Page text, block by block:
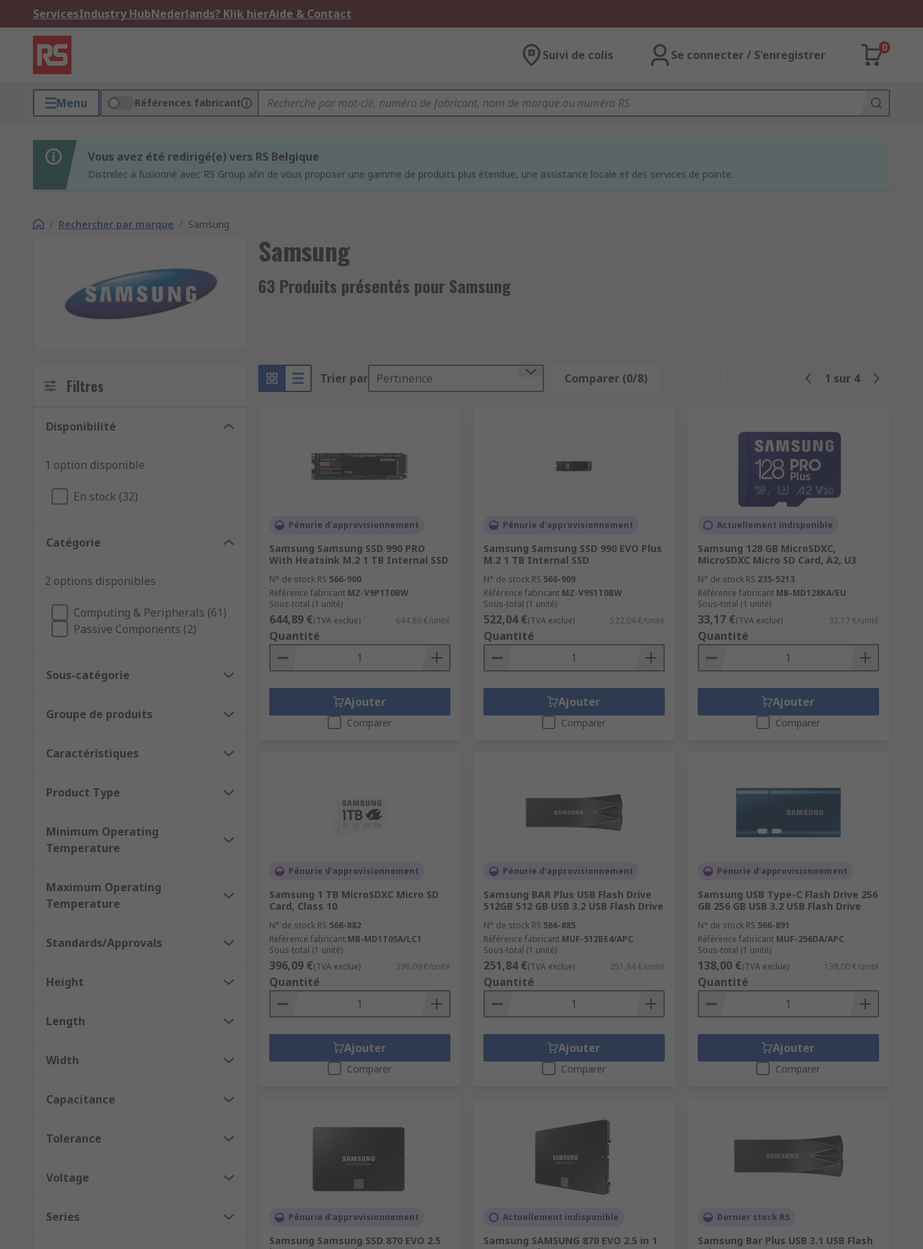
ServicesIndustry HubNederlands? Klik hierAide & Contact
Suivi de colis Se connecter / S'enregistrer
0
Menu Références fabricant
Vous avez été redirigé(e) vers RS Belgique
Distrelec a fusionné avec RS Group afin de vous proposer une gamme de produits plus étendue, une assistance locale et des services de pointe.
/ Rechercher par marque / Samsung
Samsung
63 Produits présentés pour Samsung
Filtres
Disponibilité
1 option disponible
En stock (32)
Catégorie
2 options disponibles
Computing & Peripherals (61)
Passive Components (2)
Sous-catégorie
Groupe de produits
Caractéristiques
Product Type
Minimum Operating
Temperature
Maximum Operating
Temperature
Standards/Approvals
Height
Length
Width
Capacitance
Tolerance
Voltage
Series
Trier par Pertinence Comparer (0/8) 1 sur 4
Pénurie d'approvisionnement
Samsung Samsung SSD 990 PRO
With Heatsink M.2 1 TB Internal SSD
N° de stock RS 566-900
Référence fabricant MZ-V9P1T0BW
Sous-total (1 unité)
644,89 €(TVA exclue) 644,89 €/unité
Quantité
Ajouter
Comparer
Pénurie d'approvisionnement
Samsung Samsung SSD 990 EVO Plus
M.2 1 TB Internal SSD
N° de stock RS 566-909
Référence fabricant MZ-V9S1T0BW
Sous-total (1 unité)
522,04 €(TVA exclue) 522,04 €/unité
Quantité
Ajouter
Comparer
Actuellement indisponible
Samsung 128 GB MicroSDXC,
MicroSDXC Micro SD Card, A2, U3
N° de stock RS 235-5213
Référence fabricant MB-MD128KA/EU
Sous-total (1 unité)
33,17 €(TVA exclue) 33,17 €/unité
Quantité
Ajouter
Comparer
Pénurie d'approvisionnement
Samsung 1 TB MicroSDXC Micro SD
Card, Class 10
N° de stock RS 566-882
Référence fabricant MB-MD1T0SA/LC1
Sous-total (1 unité)
396,09 €(TVA exclue) 396,09 €/unité
Quantité
Ajouter
Comparer
Pénurie d'approvisionnement
Samsung BAR Plus USB Flash Drive
512GB 512 GB USB 3.2 USB Flash Drive
N° de stock RS 566-885
Référence fabricant MUF-512BE4/APC
Sous-total (1 unité)
251,84 €(TVA exclue) 251,84 €/unité
Quantité
Ajouter
Comparer
Pénurie d'approvisionnement
Samsung USB Type-C Flash Drive 256
GB 256 GB USB 3.2 USB Flash Drive
N° de stock RS 566-891
Référence fabricant MUF-256DA/APC
Sous-total (1 unité)
138,00 €(TVA exclue) 138,00 €/unité
Quantité
Ajouter
Comparer
Pénurie d'approvisionnement
Samsung Samsung SSD 870 EVO 2.5
Actuellement indisponible
Samsung SAMSUNG 870 EVO 2.5 in 1
Dernier stock RS
Samsung Bar Plus USB 3.1 USB Flash